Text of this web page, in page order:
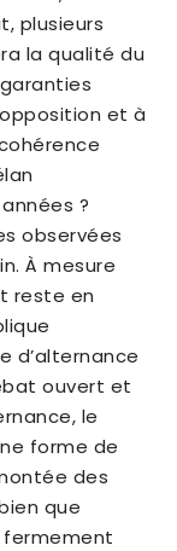
plusieurs
la qualité du
et à
?
observées
À mesure
reste en
d’alternance
ouvert et
le
forme de
des
que
fermement